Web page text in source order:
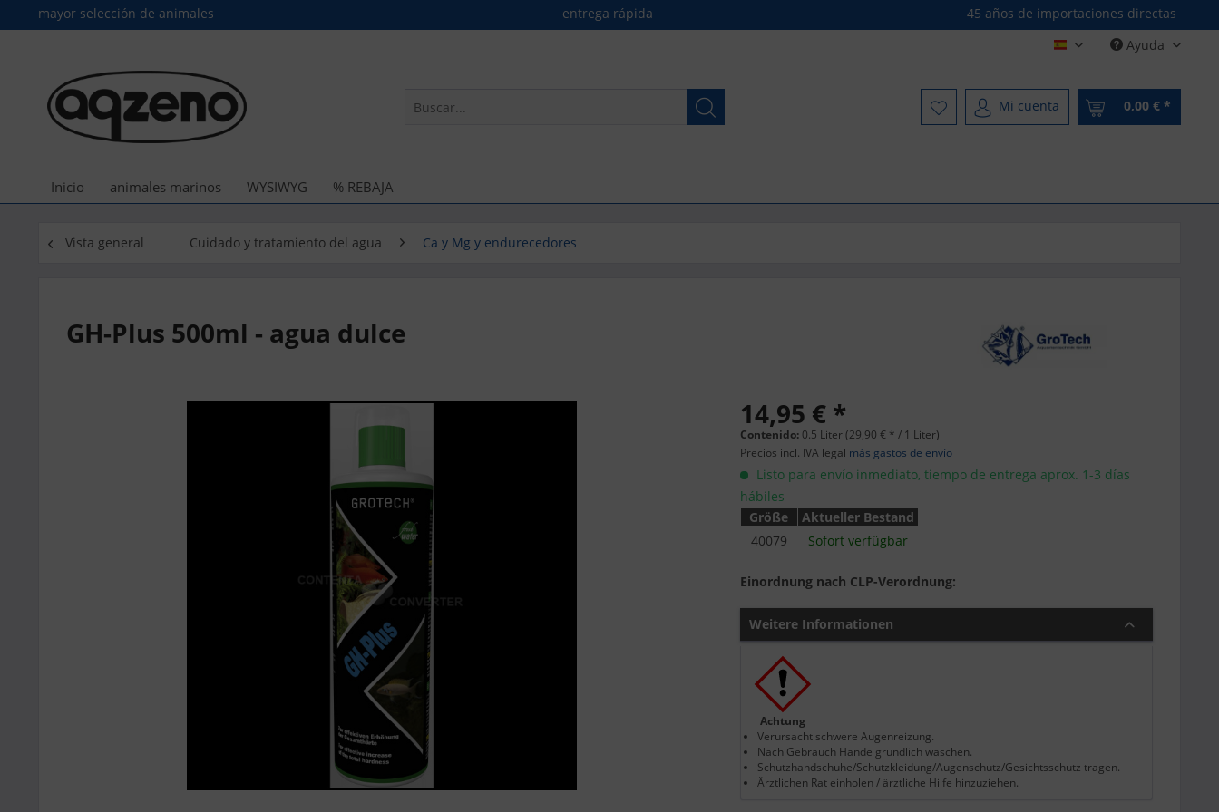
mayor selección de animales entrega rápida 45 años de importaciones directas
Spanisch - Spanish
Ayuda
Mi cuenta 0,00 € *
Inicio animales marinos WYSIWYG % REBAJA
Vista general Cuidado y tratamiento del agua Ca y Mg y endurecedores
GH-Plus 500ml - agua dulce
14,95 € *
Contenido: 0.5 Liter (29,90 € * / 1 Liter)
Precios incl. IVA legal más gastos de envío
Listo para envío inmediato, tiempo de entrega aprox. 1-3 días
hábiles
Größe
Aktueller Bestand
40079
Sofort verfügbar
Einordnung nach CLP-Verordnung:
Weitere Informationen
Achtung
Verursacht schwere Augenreizung.
Nach Gebrauch Hände gründlich waschen.
Schutzhandschuhe/Schutzkleidung/Augenschutz/Gesichtsschutz tragen.
Ärztlichen Rat einholen / ärztliche Hilfe hinzuziehen.